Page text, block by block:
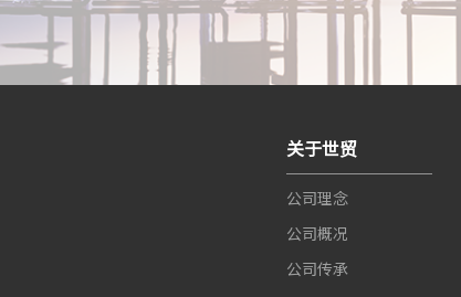
关于世贸
公司理念
公司概况
公司传承